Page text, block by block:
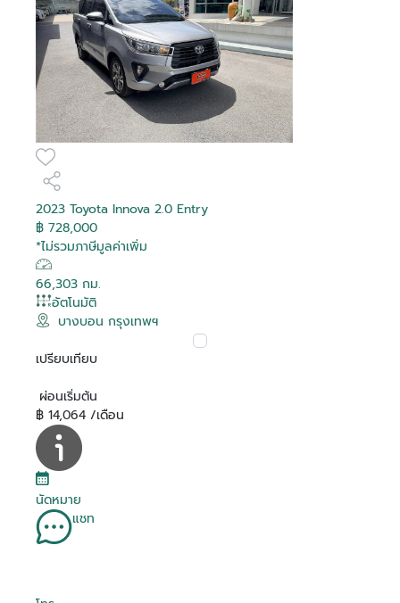
2023 Toyota Innova 2.0 Entry
฿ 728,000
*ไม่รวมภาษีมูลค่าเพิ่ม
66,303 กม.
อัตโนมัติ
บางบอน กรุงเทพฯ
เปรียบเทียบ
ผ่อนเริ่มต้น
฿ 14,064 /เดือน
นัดหมาย
แชท